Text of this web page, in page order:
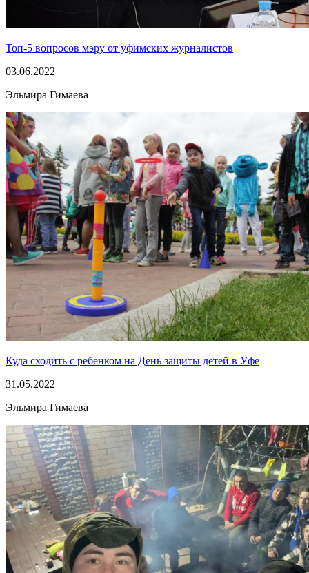
Топ-5 вопросов мэру от уфимских журналистов
03.06.2022
Эльмира Гимаева
Куда сходить с ребенком на День защиты детей в Уфе
31.05.2022
Эльмира Гимаева